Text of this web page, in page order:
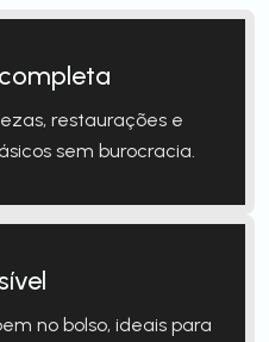
restaurações e
sem burocracia.
no bolso, ideais para